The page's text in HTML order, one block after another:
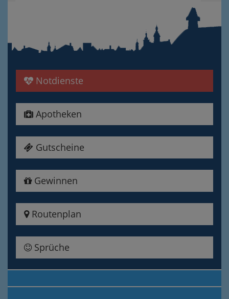
Notdienste
Apotheken
Gutscheine
Gewinnen
Routenplan
Sprüche